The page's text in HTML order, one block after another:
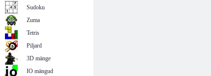
Sudoku
Zuma
Tetris
Piljard
3D mänge
IO mängud